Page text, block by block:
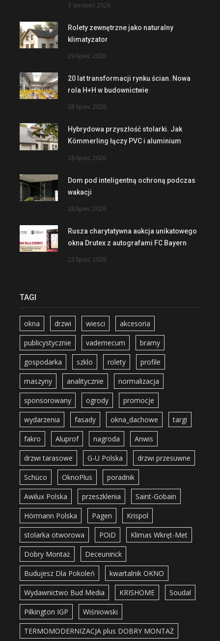
3 sierpień 2026
Rolety zewnętrzne jako naturalny
klimatyzator
29 lipiec 2026
20 lat transformacji rynku ścian. Nowa
rola H+H w budownictwie
28 lipiec 2026
Hybrydowa przyszłość stolarki. Jak
Kömmerling łączy PVC i aluminium
28 lipiec 2026
Dom pod inteligentną ochroną podczas
wakacji
28 lipiec 2026
Rusza charytatywna aukcja unikatowego
okna Drutex z autografami FC Bayern
22 lipiec 2026
TAGI
okna drzwi wiesci akcesoria
publicystycznie vademecum bramy
gospodarka szklo rolety profile
maszyny analitycznie normalizacja
sponsorowany ogrody promocje
wydarzenia fasady okna_dachowe targi
fakro Aluprof nagroda Anwis
drzwi tarasowe G-U Polska drzwi przesuwne
Schüco OknoPlus poradnik
Awilux Polska przeszklenia Saint-Gobain
Hörmann Polska Pagen Krispol
stolarka otworowa POiD Klimas Wkręt-Met
Dobry Montaż Deceuninck
Budujesz Dla Pokoleń kwartalnik OKNO
Wydawnictwo Bud Media KRISHOME Soudal
Pilkington IGP Wiśniowski
TERMOMODERNIZACJA plus DOBRY MONTAŻ